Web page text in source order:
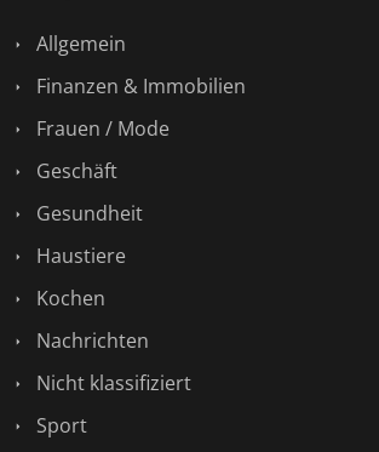
Allgemein
Finanzen & Immobilien
Frauen / Mode
Geschäft
Gesundheit
Haustiere
Kochen
Nachrichten
Nicht klassifiziert
Sport